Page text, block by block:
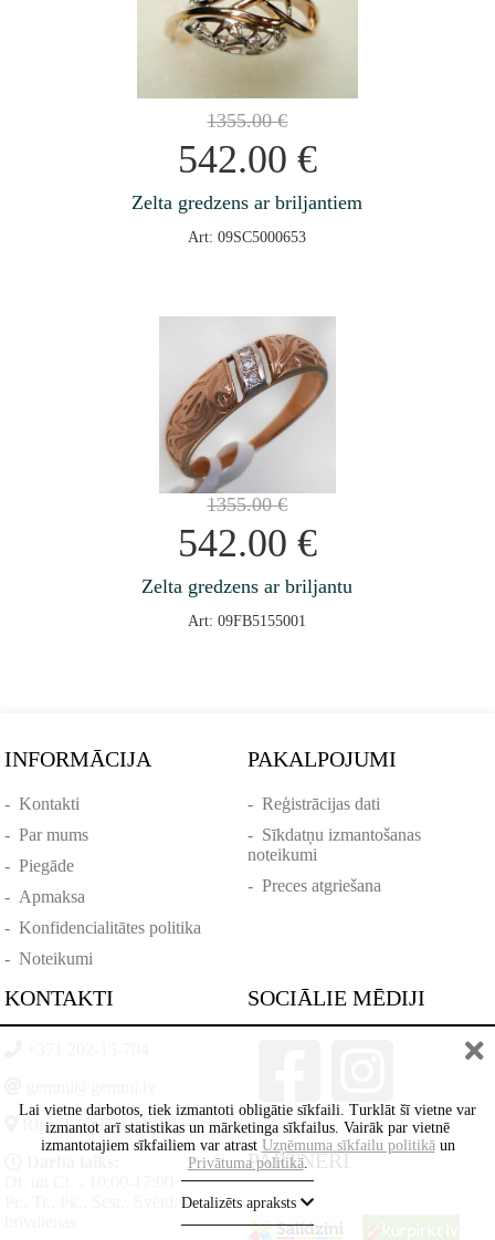
1355.00€
542.00 €
Zelta gredzens ar briljantiem
Art: 09SC5000653
1355.00€
542.00 €
Zelta gredzens ar briljantu
Art: 09FB5155001
INFORMĀCIJA
-Kontakti
-Par mums
-Piegāde
- Apmaksa
-Konfidencialitātes politika
-Noteikumi
PAKALPOJUMI
- Reģistrācijas dati
- Sīkdatņu izmantošanas
noteikumi
- Preces atgriešana
KONTAKTI
Rīga, Lāčplēšā iela 88
Pr., Tr., Pk., Sest., Svētd. -
SOCIĀLIE MĒDIJI
PARTNERI
Lai vietne darbotos, tiek izmantoti obligātie sīkfaili. Turklāt šī vietne var
izmantot arī statistikas un mārketinga sīkfailus. Vairāk par vietnē
izmantotajiem sīkfailiem var atrast Uzņēmuma sīkfailu politikāun
Privātuma politikā.
Detalizēts apraksts